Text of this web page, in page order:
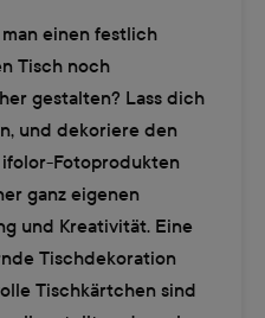
einen festlich
Tisch noch
gestalten? Lass dich
und dekoriere den
Fotoprodukten
ganz eigenen
und Kreativität. Eine
Tischdekoration
Tischkärtchen sind